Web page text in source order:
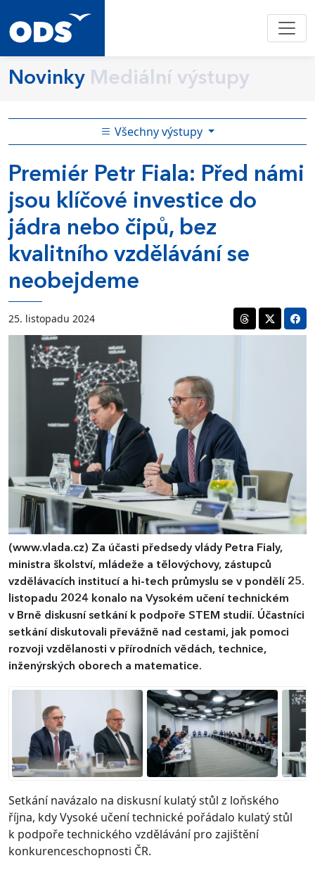
Novinky Mediální výstupy
Všechny výstupy
Premiér Petr Fiala: Před námi
jsou klíčové investice do
jádra nebo čipů, bez
kvalitního vzdělávání se
neobejdeme
25. listopadu 2024
(www.vlada.cz) ​​​​​​​Za účasti předsedy vlády Petra Fialy,
ministra školství, mládeže a tělovýchovy, zástupců
vzdělávacích institucí a hi-tech průmyslu se v pondělí 25.
listopadu 2024 konalo na Vysokém učení technickém
v Brně diskusní setkání k podpoře STEM studií. Účastníci
setkání diskutovali převážně nad cestami, jak pomoci
rozvoji vzdělanosti v přírodních vědách, technice,
inženýrských oborech a matematice.
Setkání navázalo na diskusní kulatý stůl z loňského
října, kdy Vysoké učení technické pořádalo kulatý stůl
k podpoře technického vzdělávání pro zajištění
konkurenceschopnosti ČR.